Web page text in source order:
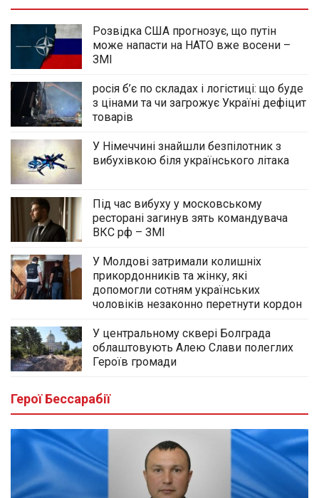
Розвідка США прогнозує, що путін
може напасти на НАТО вже восени –
ЗМІ
росія б’є по складах і логістиці: що буде
з цінами та чи загрожує Україні дефіцит
товарів
У Німеччині знайшли безпілотник з
вибухівкою біля українського літака
Під час вибуху у московському
ресторані загинув зять командувача
ВКС рф – ЗМІ
У Молдові затримали колишніх
прикордонників та жінку, які
допомогли сотням українських
чоловіків незаконно перетнути кордон
У центральному сквері Болграда
облаштовують Алею Слави полеглих
Героїв громади
Герої Бессарабії